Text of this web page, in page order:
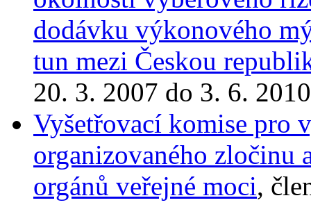
dodávku výkonového
tun mezi Českou
20. 3. 2007 do 3. 6. 2010
Vyšetřovací komise pro
organizovaného zločinu
orgánů veřejné moci,